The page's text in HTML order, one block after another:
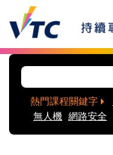
Skip to main content
熱門課程關鍵字
無人機 網路安全